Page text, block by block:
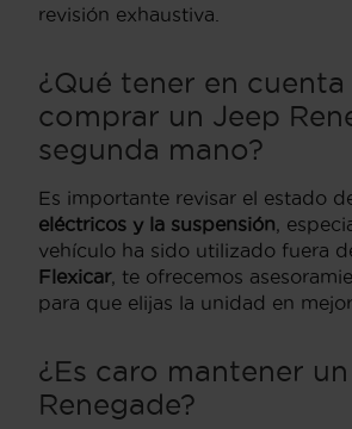
revisión exhaustiva.
¿Qué tener en cuenta
comprar un Jeep
segunda mano?
Es importante revisar el estado
eléctricos y la suspensión ,
vehículo ha sido utilizado fuera
Flexicar, te ofrecemos
para que elijas la unidad en
¿Es caro mantener
Renegade?